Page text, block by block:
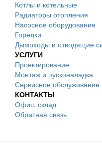
Котлы и котельные
Радиаторы отопления
Насосное оборудование
Горелки
Дымоходы и отводящие
УСЛУГИ
Проектирование
Монтаж и пусконаладка
Сервисное обслуживание
КОНТАКТЫ
Офис, склад
Обратная связь